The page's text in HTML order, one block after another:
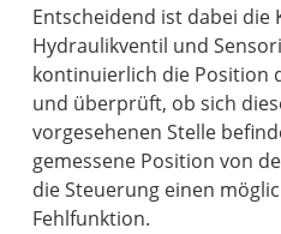
Entscheidend ist dabei die
Hydraulikventil und
kontinuierlich die Position
und überprüft, ob sich
vorgesehenen Stelle
gemessene Position von
die Steuerung einen
Fehlfunktion.